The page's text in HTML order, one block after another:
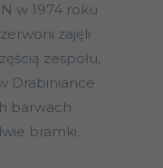
w 1974 roku
zajęli
zespołu,
Drabiniance
barwach
bramki.